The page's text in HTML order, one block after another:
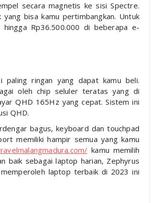
secara magnetis ke sisi Spectre.
bisa kamu pertimbangkan. Untuk
Rp36.500.000 di beberapa e-
ringan yang dapat kamu beli.
oleh chip seluler teratas yang di
QHD 165Hz yang cepat. Sistem ini
QHD.
bagus, keyboard dan touchpad
memiliki hampir semua yang kamu
kamu memilih
baik sebagai laptop harian, Zephyrus
laptop terbaik di 2023 ini